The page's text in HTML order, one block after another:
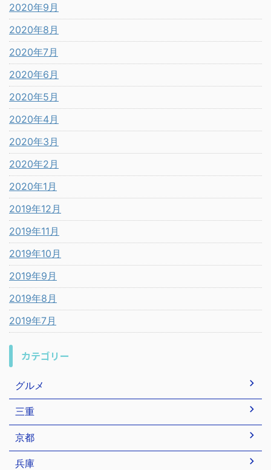
2020年9月
2020年8月
2020年7月
2020年6月
2020年5月
2020年4月
2020年3月
2020年2月
2020年1月
2019年12月
2019年11月
2019年10月
2019年9月
2019年8月
2019年7月
カテゴリー
グルメ
三重
京都
兵庫